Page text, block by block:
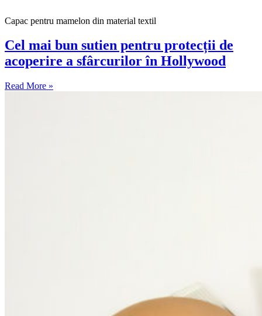
Capac pentru mamelon din material textil
Cel mai bun sutien pentru protecții de
acoperire a sfârcurilor în Hollywood
Read More »